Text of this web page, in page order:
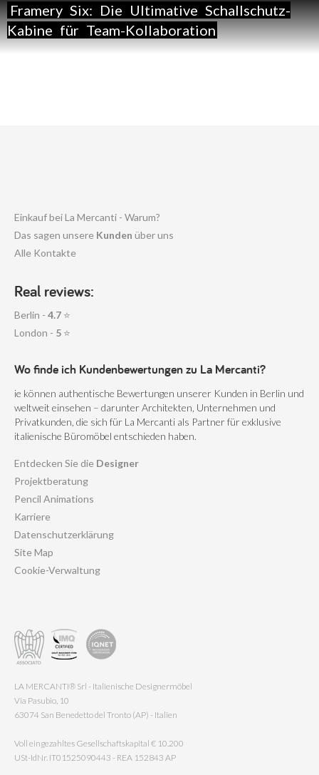
Framery Six: Die Ultimative Schallschutz-
Kabine für Team-Kollaboration
Einkauf bei La Mercanti - Warum?
Das sagen unsere Kunden über uns
Alle Kontakte
Real reviews:
Berlin - 4.7 ⭐
London - 5 ⭐
Wo finde ich Kundenbewertungen zu La Mercanti?
ie können authentische Bewertungen unserer Kunden in Berlin und
weltweit einsehen – darunter Architekten, Unternehmen und
Privatkunden, die sich für La Mercanti als Partner für exklusive
italienische Büromöbel entschieden haben.
Entdecken Sie die Designer
Projektberatung
Pencil Animations
Karriere
Datenschutzerklärung
Site Map
Cookie-Verwaltung
LA MERCANTI® Srl - Italienische Designermöbel
Via Pasubio, 10
63074 San Benedetto del Tronto (AP) - Italien
Voll eingezahltes Gesellschaftskapital € 10.200
USt-IdNr. IT01525090443 - REA 152843 AP